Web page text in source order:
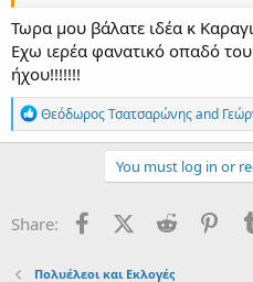
Τωρα μου βάλατε ιδέα κ
Εχω ιερέα φανατικό οπαδό
ήχου!!!!!!!
R
e
a
o
n
:
Θεόδωρος Τσατσαρώνηςand
You must log in or
Share: FacebookX (Twitter)
Reddit
Πολυέλεοι και Εκλογές